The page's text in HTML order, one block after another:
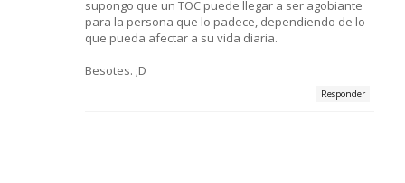
supongo que un TOC puede llegar a ser agobiante
para la persona que lo padece, dependiendo de lo
que pueda afectar a su vida diaria.
Besotes. ;D
Responder